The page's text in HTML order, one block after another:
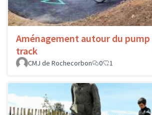
Aménagement autour du pump
track
CMJ de Rochecorbon
0 1